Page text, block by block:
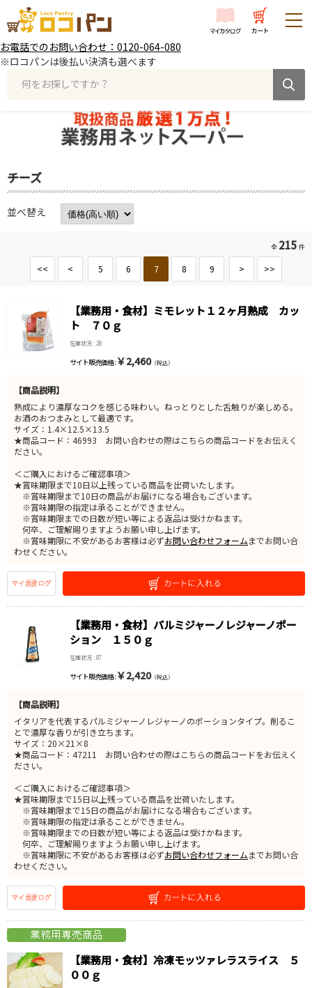
お電話でのお問い合わせ：0120-064-080
※ロコパンは後払い決済も選べます
何をお探しですか？
チーズ
並べ替え
全 215 件
<< < 5 6 7 8 9 > >>
【業務用・食材】ミモレット１２ヶ月熟成 カッ
ト ７０ｇ
在庫状況 : 28
サイト販売価格 : ￥2,460（税込）
【商品説明】
熟成により濃厚なコクを感じる味わい。ねっとりとした舌触りが楽しめる。
お酒のおつまみとして最適です。
サイズ：1.4×12.5×13.5
★商品コード：46993 お問い合わせの際はこちらの商品コードをお伝えく
ださい。
＜ご購入におけるご確認事項＞
★賞味期限まで10日以上残っている商品を出荷いたします。
※賞味期限まで10日の商品がお届けになる場合もございます。
※賞味期限の指定は承ることができません。
※賞味期限までの日数が短い等による返品は受けかねます。
何卒、ご理解賜りますようお願い申し上げます。
※賞味期限に不安があるお客様は必ずお問い合わせフォームまでお問い合
わせください。
【業務用・食材】パルミジャーノレジャーノポー
ション １５０ｇ
在庫状況 : 87
サイト販売価格 : ￥2,420（税込）
【商品説明】
イタリアを代表するパルミジャーノレジャーノのポーションタイプ。削るこ
とで濃厚な香りが引き立ちます。
サイズ：20×21×8
★商品コード：47211 お問い合わせの際はこちらの商品コードをお伝えく
ださい。
＜ご購入におけるご確認事項＞
★賞味期限まで15日以上残っている商品を出荷いたします。
※賞味期限まで15日の商品がお届けになる場合もございます。
※賞味期限の指定は承ることができません。
※賞味期限までの日数が短い等による返品は受けかねます。
何卒、ご理解賜りますようお願い申し上げます。
※賞味期限に不安があるお客様は必ずお問い合わせフォームまでお問い合
わせください。
【業務用・食材】冷凍モッツァレラスライス ５
００ｇ